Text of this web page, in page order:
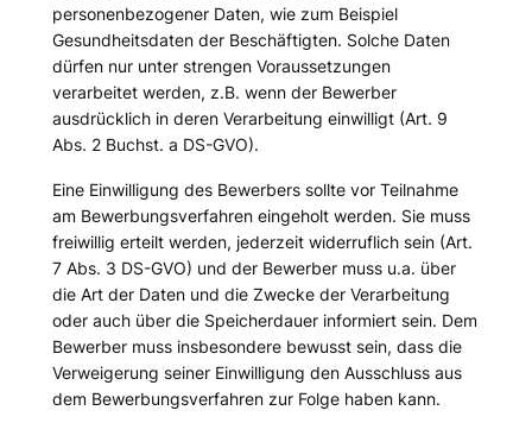
personenbezogener Daten, wie zum Beispiel
Gesundheitsdaten der Beschäftigten. Solche Daten
dürfen nur unter strengen Voraussetzungen
verarbeitet werden, z.B. wenn der Bewerber
ausdrücklich in deren Verarbeitung einwilligt (Art. 9
Abs. 2 Buchst. a DS-GVO).
Eine Einwilligung des Bewerbers sollte vor Teilnahme
am Bewerbungsverfahren eingeholt werden. Sie muss
freiwillig erteilt werden, jederzeit widerruflich sein (Art.
7 Abs. 3 DS-GVO) und der Bewerber muss u.a. über
die Art der Daten und die Zwecke der Verarbeitung
oder auch über die Speicherdauer informiert sein. Dem
Bewerber muss insbesondere bewusst sein, dass die
Verweigerung seiner Einwilligung den Ausschluss aus
dem Bewerbungsverfahren zur Folge haben kann.